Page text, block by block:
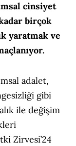
cinsiyet
birçok
yaratmak ve
adalet,
gibi
ile değişim
Zirvesi’24